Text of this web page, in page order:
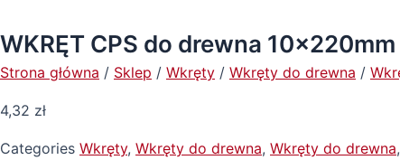
WKRĘT CPS do drewna
Strona główna / Sklep / Wkręty / Wkręty do drewna /
4,32 zł
Categories Wkręty, Wkręty do drewna, Wkręty do drewna,